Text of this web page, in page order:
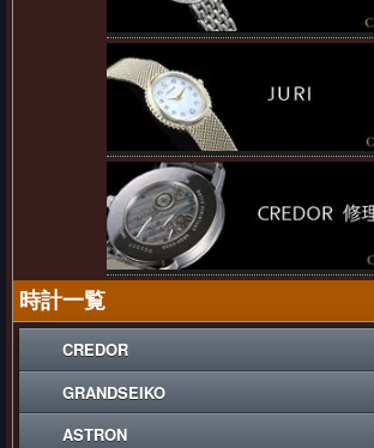
時計一覧
CREDOR
GRANDSEIKO
ASTRON